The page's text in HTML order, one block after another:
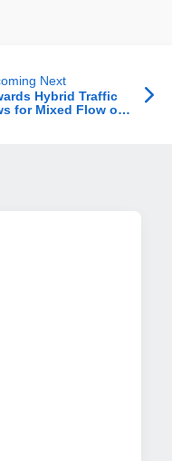
Next
Hybrid Traffic
for Mixed Flow of